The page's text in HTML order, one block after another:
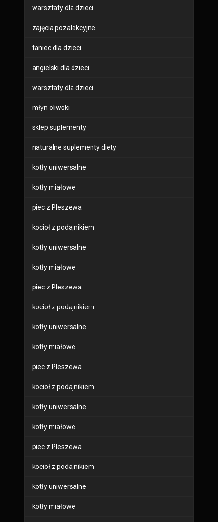
warsztaty dla dzieci
zajęcia pozalekcyjne
taniec dla dzieci
angielski dla dzieci
warsztaty dla dzieci
młyn oliwski
sklep suplementy
naturalne suplementy diety
kotły uniwersalne
kotły miałowe
piec z Pleszewa
kocioł z podajnikiem
kotły uniwersalne
kotły miałowe
piec z Pleszewa
kocioł z podajnikiem
kotły uniwersalne
kotły miałowe
piec z Pleszewa
kocioł z podajnikiem
kotły uniwersalne
kotły miałowe
piec z Pleszewa
kocioł z podajnikiem
kotły uniwersalne
kotły miałowe